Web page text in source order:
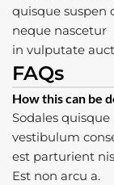
quisque suspen
neque nascetur
in vulputate
FAQs
How this can be
Sodales
vestibulum
est parturient
Est non arcu a.